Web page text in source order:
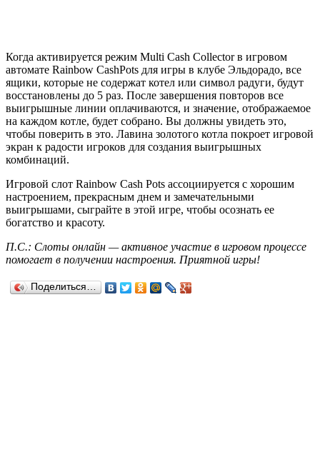
Когда активируется режим Multi Cash Collector в игровом
автомате Rainbow CashPots для игры в клубе Эльдорадо, все
ящики, которые не содержат котел или символ радуги, будут
восстановлены до 5 раз. После завершения повторов все
выигрышные линии оплачиваются, и значение, отображаемое
на каждом котле, будет собрано. Вы должны увидеть это,
чтобы поверить в это. Лавина золотого котла покроет игровой
экран к радости игроков для создания выигрышных
комбинаций.
Игровой слот Rainbow Cash Pots ассоциируется с хорошим
настроением, прекрасным днем ​​и замечательными
выигрышами, сыграйте в этой игре, чтобы осознать ее
богатство и красоту.
П.С.: Слоты онлайн — активное участие в игровом процессе
помогает в получении настроения. Приятной игры!
Поделиться…